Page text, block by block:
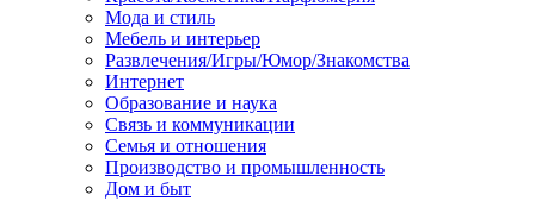
Мода и стиль
Мебель и интерьер
Развлечения/Игры/Юмор/Знакомства
Интернет
Образование и наука
Связь и коммуникации
Семья и отношения
Производство и промышленность
Дом и быт